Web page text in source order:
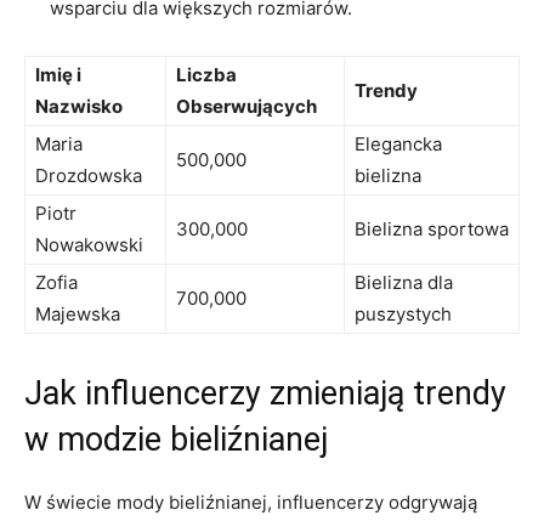
wsparciu⁢ dla​ większych​ rozmiarów.
Imię i
Nazwisko
Liczba
Obserwujących
Trendy
Maria
Drozdowska
500,000
Elegancka
‌bielizna
Piotr
Nowakowski
300,000 Bielizna sportowa
Zofia
Majewska
700,000
Bielizna dla
puszystych
Jak influencerzy zmieniają trendy
w modzie bieliźnianej
W ⁤świecie mody bieliźnianej, influencerzy odgrywają